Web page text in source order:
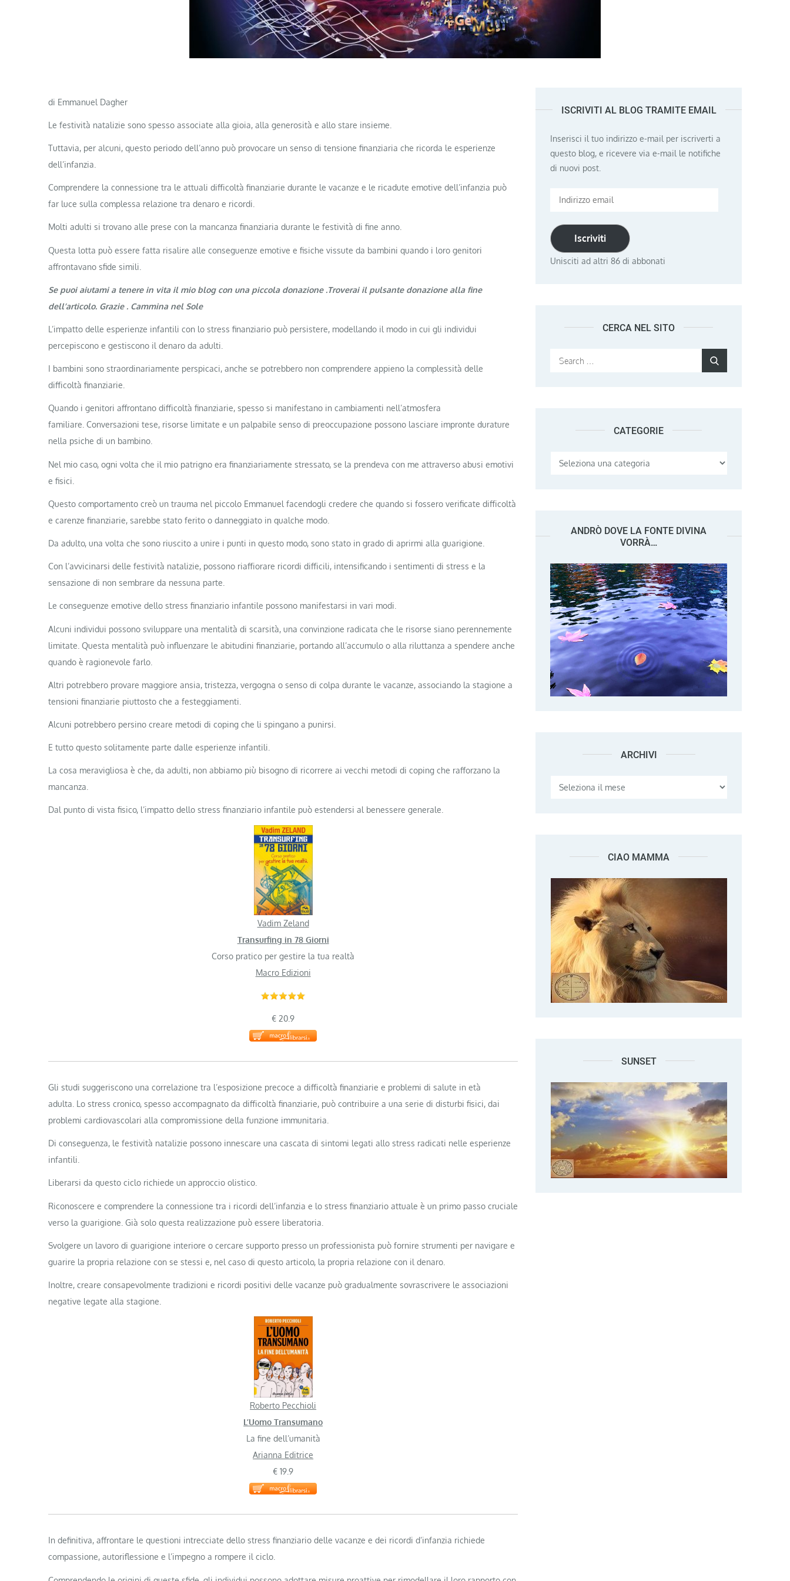
di Emmanuel Dagher
Le festività natalizie sono spesso associate alla gioia, alla generosità e allo stare insieme.
Tuttavia, per alcuni, questo periodo dell’anno può provocare un senso di tensione finanziaria che ricorda le esperienze
dell’infanzia.
Comprendere la connessione tra le attuali difficoltà finanziarie durante le vacanze e le ricadute emotive dell’infanzia può
far luce sulla complessa relazione tra denaro e ricordi.
Molti adulti si trovano alle prese con la mancanza finanziaria durante le festività di fine anno.
Questa lotta può essere fatta risalire alle conseguenze emotive e fisiche vissute da bambini quando i loro genitori
affrontavano sfide simili.
Se puoi aiutami a tenere in vita il mio blog con una piccola donazione .Troverai il pulsante donazione alla fine
dell’articolo. Grazie . Cammina nel Sole
L’impatto delle esperienze infantili con lo stress finanziario può persistere, modellando il modo in cui gli individui
percepiscono e gestiscono il denaro da adulti.
I bambini sono straordinariamente perspicaci, anche se potrebbero non comprendere appieno la complessità delle
difficoltà finanziarie.
Quando i genitori affrontano difficoltà finanziarie, spesso si manifestano in cambiamenti nell’atmosfera
familiare. Conversazioni tese, risorse limitate e un palpabile senso di preoccupazione possono lasciare impronte durature
nella psiche di un bambino.
Nel mio caso, ogni volta che il mio patrigno era finanziariamente stressato, se la prendeva con me attraverso abusi emotivi
e fisici.
Questo comportamento creò un trauma nel piccolo Emmanuel facendogli credere che quando si fossero verificate difficoltà
e carenze finanziarie, sarebbe stato ferito o danneggiato in qualche modo.
Da adulto, una volta che sono riuscito a unire i punti in questo modo, sono stato in grado di aprirmi alla guarigione.
Con l’avvicinarsi delle festività natalizie, possono riaffiorare ricordi difficili, intensificando i sentimenti di stress e la
sensazione di non sembrare da nessuna parte.
Le conseguenze emotive dello stress finanziario infantile possono manifestarsi in vari modi.
Alcuni individui possono sviluppare una mentalità di scarsità, una convinzione radicata che le risorse siano perennemente
limitate. Questa mentalità può influenzare le abitudini finanziarie, portando all’accumulo o alla riluttanza a spendere anche
quando è ragionevole farlo.
Altri potrebbero provare maggiore ansia, tristezza, vergogna o senso di colpa durante le vacanze, associando la stagione a
tensioni finanziarie piuttosto che a festeggiamenti.
Alcuni potrebbero persino creare metodi di coping che li spingano a punirsi.
E tutto questo solitamente parte dalle esperienze infantili.
La cosa meravigliosa è che, da adulti, non abbiamo più bisogno di ricorrere ai vecchi metodi di coping che rafforzano la
mancanza.
Dal punto di vista fisico, l’impatto dello stress finanziario infantile può estendersi al benessere generale.
Vadim Zeland
Transurfing in 78 Giorni
Corso pratico per gestire la tua realtà
Macro Edizioni
€ 20.9
Gli studi suggeriscono una correlazione tra l’esposizione precoce a difficoltà finanziarie e problemi di salute in età
adulta. Lo stress cronico, spesso accompagnato da difficoltà finanziarie, può contribuire a una serie di disturbi fisici, dai
problemi cardiovascolari alla compromissione della funzione immunitaria.
Di conseguenza, le festività natalizie possono innescare una cascata di sintomi legati allo stress radicati nelle esperienze
infantili.
Liberarsi da questo ciclo richiede un approccio olistico.
Riconoscere e comprendere la connessione tra i ricordi dell’infanzia e lo stress finanziario attuale è un primo passo cruciale
verso la guarigione. Già solo questa realizzazione può essere liberatoria.
Svolgere un lavoro di guarigione interiore o cercare supporto presso un professionista può fornire strumenti per navigare e
guarire la propria relazione con se stessi e, nel caso di questo articolo, la propria relazione con il denaro.
Inoltre, creare consapevolmente tradizioni e ricordi positivi delle vacanze può gradualmente sovrascrivere le associazioni
negative legate alla stagione.
Roberto Pecchioli
L’Uomo Transumano
La fine dell’umanità
Arianna Editrice
€ 19.9
In definitiva, affrontare le questioni intrecciate dello stress finanziario delle vacanze e dei ricordi d’infanzia richiede
compassione, autoriflessione e l’impegno a rompere il ciclo.
ISCRIVITI AL BLOG TRAMITE EMAIL
Inserisci il tuo indirizzo e-mail per iscriverti a
questo blog, e ricevere via e-mail le notifiche
di nuovi post.
Indirizzo
Iscriviti
Unisciti ad altri 86 di abbonati
CERCA NEL SITO
Search
CATEGORIE
Categorie
ANDRÒ DOVE LA FONTE DIVINA
VORRÀ…
ARCHIVI Archivi
CIAO MAMMA
SUNSET